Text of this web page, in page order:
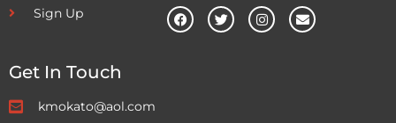
Sign Up
Get In Touch
kmokato@aol.com